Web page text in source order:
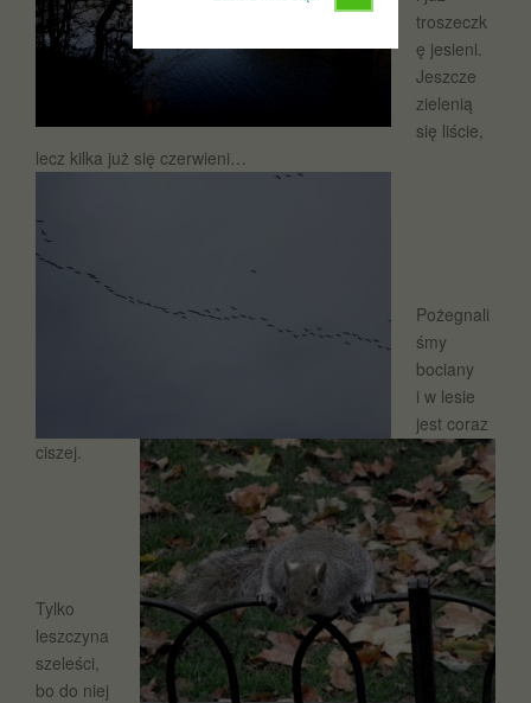
troszeczk
ę jesieni.
Jeszcze
zielenią
się liście,
lecz kilka już się czerwieni…
Pożegnali
śmy
bociany
i w lesie
jest coraz
ciszej.
Tylko
leszczyna
szeleści,
bo do niej